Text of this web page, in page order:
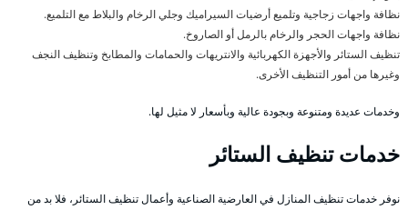
نظافة واجهات زجاجية وتلميع أرضيات السيراميك وجلي الرخام والبلاط مع التلميع.
نظافة واجهات الحجر والرخام بالرمل أو الصاروخ.
تنظيف الستائر والأجهزة الكهربائية والانتريهات والحمامات والمطابخ وتنظيف النجف
وغيرها من أمور التنظيف الأخرى.
وخدمات عديدة ومتنوعة وبجودة عالية وبأسعار لا مثيل لها.
خدمات تنظيف الستائر
نوفر خدمات تنظيف المنازل في العارضية الصناعية وأعمال تنظيف الستائر، فلا بد من